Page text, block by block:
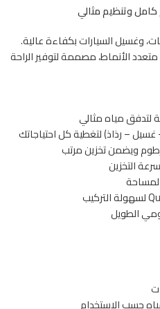
وغسيل السيارات بكفاءة عالية.
رش متعدد الأنماط، مصممة لتوفير الراحة
– رذاذ) لتغطية كل احتياجاتك
التخزين
الطويل
حسب الاستخدام